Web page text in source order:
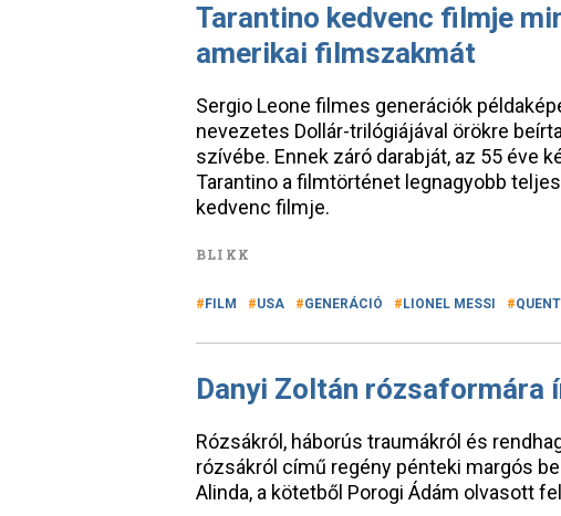
Tarantino kedvenc filmje
amerikai filmszakmát
Sergio Leone filmes generációk
nevezetes Dollár-trilógiájával örökre
szívébe. Ennek záró darabját, az 55 éve
Tarantino a filmtörténet legnagyobb
kedvenc filmje.
BLIKK
FILM USA GENERÁCIÓ LIONEL MESSI
Danyi Zoltán rózsaformára
Rózsákról, háborús traumákról és
rózsákról című regény pénteki margós
Alinda, a kötetből Porogi Ádám olvasott